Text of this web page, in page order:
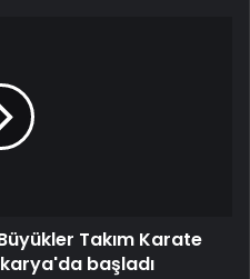
Takım Karate
başladı